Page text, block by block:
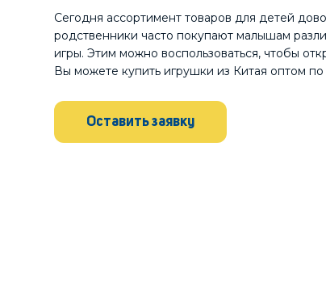
Сегодня ассортимент товаров для детей
родственники часто покупают малышам
игры. Этим можно воспользоваться, чтобы
Вы можете купить игрушки из Китая оптом
Оставить заявку